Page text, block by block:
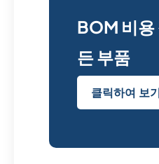
BOM 비용
든 부품
클릭하여 보